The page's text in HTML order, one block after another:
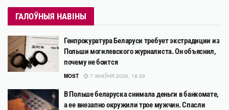
ГАЛОЎНЫЯ НАВІНЫ
Генпрокуратура Беларуси требует экстрадиции из
Польши могилевского журналиста. Он объяснил,
почему не боится
MOST 7 ЖНІЎНЯ 2026, 18:39
В Польше беларуска снимала деньги в банкомате,
а ее внезапно окружили трое мужчин. Спасли